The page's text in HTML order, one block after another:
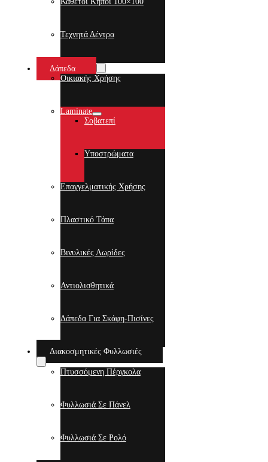
Τεχνητά Δέντρα
Δάπεδα
Οικιακής Χρήσης
Laminate
Σοβατεπί
Υποστρώματα
Επαγγελματικής Χρήσης
Πλαστικό Τάπα
Βινυλικές Λωρίδες
Αντιολισθητικά
Δάπεδα Για Σκάφη-Πισίνες
Διακοσμητικές Φυλλωσιές
Πτυσσόμενη Πέργκολα
Φυλλωσιά Σε Πάνελ
Φυλλωσιά Σε Ρολό